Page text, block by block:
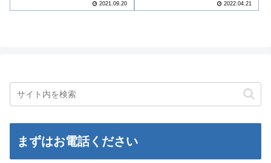
2021.09.20 2022.04.21
まずはお電話ください